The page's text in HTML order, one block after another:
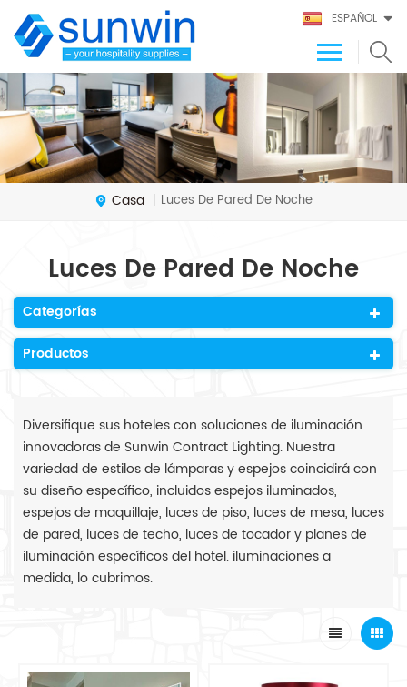
ESPAÑOL
Casa | Luces De Pared De Noche
Luces De Pared De Noche
Categorías
Productos
Diversifique sus hoteles con soluciones de iluminación
innovadoras de Sunwin Contract Lighting. Nuestra
variedad de estilos de lámparas y espejos coincidirá con
su diseño específico, incluidos espejos iluminados,
espejos de maquillaje, luces de piso, luces de mesa, luces
de pared, luces de techo, luces de tocador y planes de
iluminación específicos del hotel. iluminaciones a
medida, lo cubrimos.